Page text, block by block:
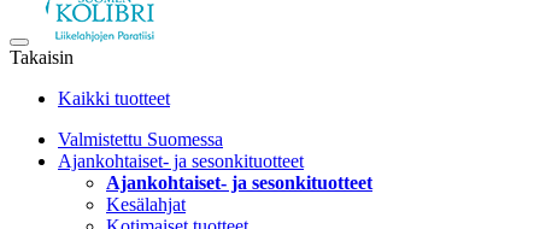
Takaisin
Kaikki tuotteet
Valmistettu Suomessa
Ajankohtaiset- ja sesonkituotteet
Ajankohtaiset- ja sesonkituotteet
Kesälahjat